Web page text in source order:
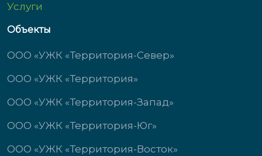
Услуги
Объекты
ООО «УЖК «Территория-Север»
ООО «УЖК «Территория»
ООО «УЖК «Территория-Запад»
ООО «УЖК «Территория-Юг»
ООО «УЖК «Территория-Восток»